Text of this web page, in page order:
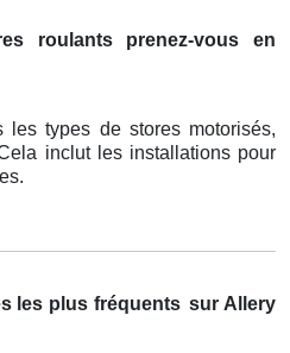
roulants prenez-vous en
les types de stores motorisés,
inclut les installations pour
les plus fréquents sur Allery